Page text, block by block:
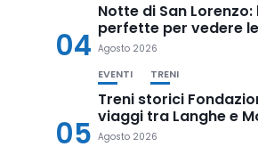
04
Notte di San
perfette per vedere
Agosto 2026
05
EVENTI TRENI
Treni storici
viaggi tra Langhe e
Agosto 2026